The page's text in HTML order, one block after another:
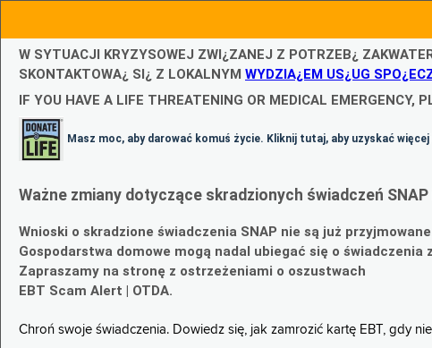
W SYTUACJI KRYZYSOWEJ ZWI¿ZANEJ Z POTRZEB¿
SKONTAKTOWA¿ SI¿ Z LOKALNYM WYDZIA¿EM US¿UG
IF YOU HAVE A LIFE THREATENING OR MEDICAL EMERGENCY,
Masz moc, aby darować komuś życie. Kliknij tutaj, aby uzyskać
Ważne zmiany dotyczące skradzionych świadczeń
Wnioski o skradzione świadczenia SNAP nie są już
Gospodarstwa domowe mogą nadal ubiegać się o
Zapraszamy na stronę z ostrzeżeniami o oszustwach
EBT Scam Alert | OTDA.
Chroń swoje świadczenia. Dowiedz się, jak zamrozić kartę EBT, gdy